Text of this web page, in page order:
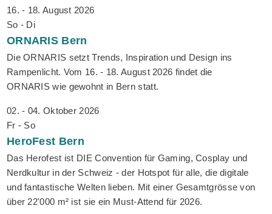
16. - 18. August 2026
So - Di
ORNARIS Bern
Die ORNARIS setzt Trends, Inspiration und Design ins
Rampenlicht. Vom 16. - 18. August 2026 findet die
ORNARIS wie gewohnt in Bern statt.
02. - 04. Oktober 2026
Fr - So
HeroFest Bern
Das Herofest ist DIE Convention für Gaming, Cosplay und
Nerdkultur in der Schweiz - der Hotspot für alle, die digitale
und fantastische Welten lieben. Mit einer Gesamtgrösse von
über 22'000 m² ist sie ein Must-Attend für 2026.